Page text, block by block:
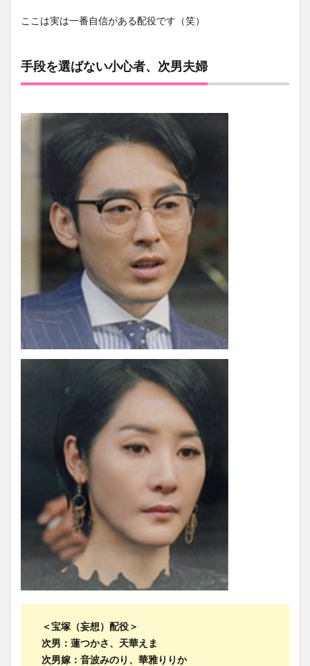
ここは実は一番自信がある配役です（笑）
手段を選ばない小心者、次男夫婦
＜宝塚（妄想）配役＞
次男：蓮つかさ、天華えま
次男嫁：音波みのり、華雅りりか